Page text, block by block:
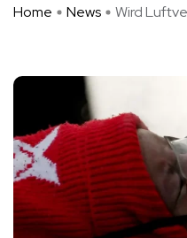
Home News Wird